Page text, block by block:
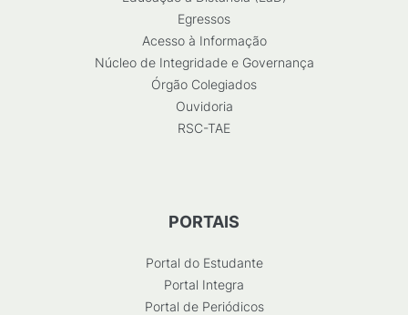
Egressos
Acesso à Informação
Núcleo de Integridade e Governança
Órgão Colegiados
Ouvidoria
RSC-TAE
PORTAIS
Portal do Estudante
Portal Integra
Portal de Periódicos